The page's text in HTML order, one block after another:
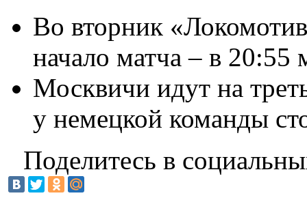
Во вторник
начало матча – в 20:55
Москвичи идут на
у немецкой команды
Поделитесь в